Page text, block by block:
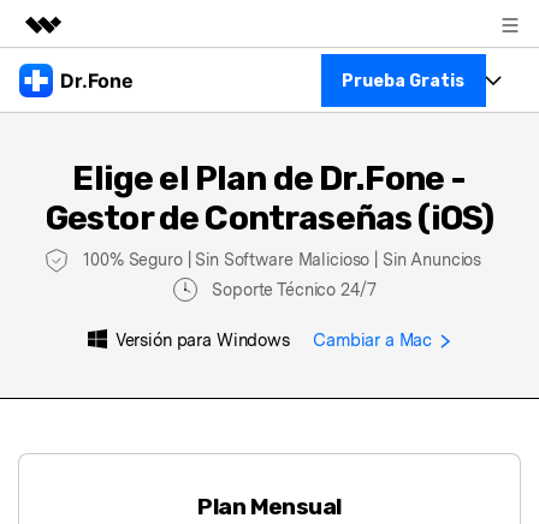
Productos destacados
Resumen
Soluciones
Quiénes somos
Dr.Fone Prueba Gratis
Ver Kit Completo >
Productos
Para PC
Descubre lo mejor de Dr.Fone
Guías
Soporte
Gestor de Datos
Reparación de Móviles
Elige el Plan de Dr.Fone -
Gestor de Contraseñas (iOS)
100% Seguro | Sin Software Malicioso | Sin Anuncios
Soporte Técnico 24/7
Versión para Windows Cambiar a Mac
Plan Mensual